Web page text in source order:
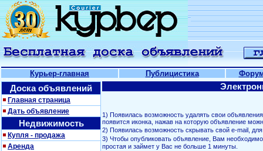
Курьер-главная Публицистика
Доска объявлений
Главная страница
Дать объявление
Недвижимость
Купля - продажа
Аренда
1) Появилась возможность удалять свои
появится иконка, нажав на которую объявление
2) Появилась возможность скрывать свой е-mail,
3) Чтобы опубликовать объявление, Вам
простая и займет у Вас не больше 1 минуты.